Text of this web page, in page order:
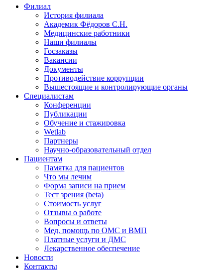
Филиал
История филиала
Академик Фёдоров С.Н.
Медицинские работники
Наши филиалы
Госзаказы
Вакансии
Документы
Противодействие коррупции
Вышестоящие и контролирующие органы
Специалистам
Конференции
Публикации
Обучение и стажировка
Wetlab
Партнеры
Научно-образовательный отдел
Пациентам
Памятка для пациентов
Что мы лечим
Форма записи на прием
Тест зрения (beta)
Стоимость услуг
Отзывы о работе
Вопросы и ответы
Мед. помощь по ОМС и ВМП
Платные услуги и ДМС
Лекарственное обеспечение
Новости
Контакты